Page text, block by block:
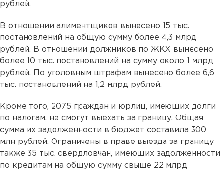
рублей.
В отношении алиментщиков вынесено 15 тыс.
постановлений на общую сумму более 4,3 млрд
рублей. В отношении должников по ЖКХ вынесено
более 10 тыс. постановлений на сумму около 1 млрд
рублей. По уголовным штрафам вынесено более 6,6
тыс. постановлений на 1,2 млрд рублей.
Кроме того, 2075 граждан и юрлиц, имеющих долги
по налогам, не смогут выехать за границу. Общая
сумма их задолженности в бюджет составила 300
млн рублей. Ограничены в праве выезда за границу
также 35 тыс. свердловчан, имеющих задолженности
по кредитам на общую сумму свыше 22 млрд